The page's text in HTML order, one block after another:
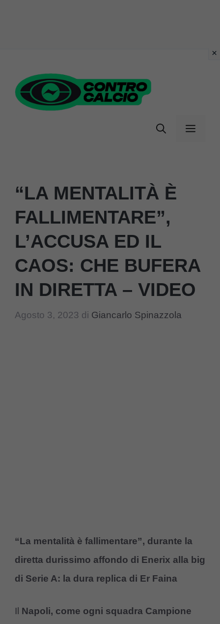
contenuto
Menu
“LA MENTALITÀ È
FALLIMENTARE”,
L’ACCUSA ED IL
CAOS: CHE BUFERA
IN DIRETTA – VIDEO
Agosto 3, 2023 di Giancarlo Spinazzola
“La mentalità è fallimentare”, durante la
diretta durissimo affondo di Enerix alla big
di Serie A: la dura replica di Er Faina
Il Napoli, come ogni squadra Campione